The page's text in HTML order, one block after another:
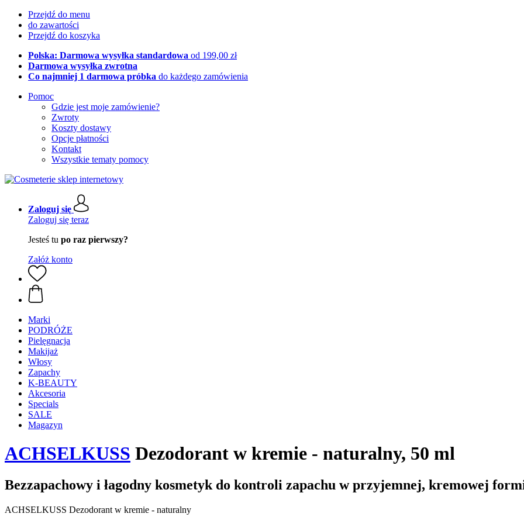
Przejdź do menu
do zawartości
Przejdź do koszyka
Polska: Darmowa wysyłka standardowa od 199,00 zł
Darmowa wysyłka zwrotna
Co najmniej 1 darmowa próbka do każdego zamówienia
Pomoc
Gdzie jest moje zamówienie?
Zwroty
Koszty dostawy
Opcje płatności
Kontakt
Wszystkie tematy pomocy
Zaloguj się
Zaloguj się teraz
Jesteś tu po raz pierwszy?
Załóż konto
Marki
PODRÓŻE
Pielęgnacja
Makijaż
Włosy
Zapachy
K-BEAUTY
Akcesoria
Specials
SALE
Magazyn
ACHSELKUSS Dezodorant w kremie - naturalny, 50 ml
Bezzapachowy i łagodny kosmetyk do kontroli zapachu w przyjemnej, kremowej
ACHSELKUSS Dezodorant w kremie - naturalny